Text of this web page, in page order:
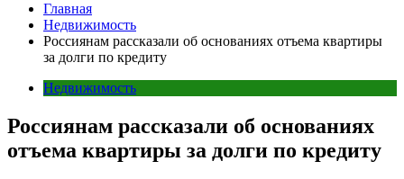
Главная
Недвижимость
Россиянам рассказали об основаниях отъема квартиры
за долги по кредиту
Недвижимость
Россиянам рассказали об основаниях
отъема квартиры за долги по кредиту